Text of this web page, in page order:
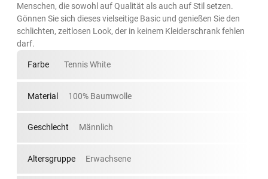
Menschen, die sowohl auf Qualität als auch auf Stil setzen.
Gönnen Sie sich dieses vielseitige Basic und genießen Sie den
schlichten, zeitlosen Look, der in keinem Kleiderschrank fehlen
darf.
Farbe Tennis White
Material 100% Baumwolle
Geschlecht Männlich
Altersgruppe Erwachsene